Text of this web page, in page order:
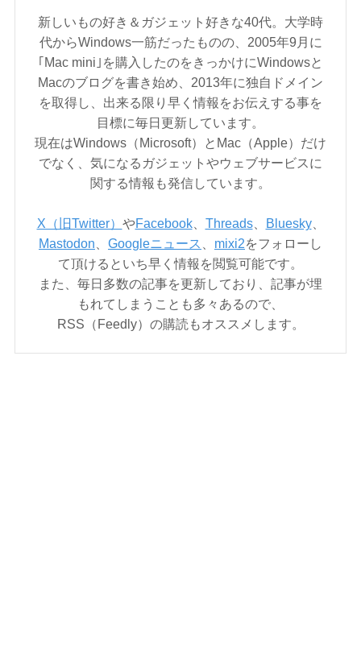
新しいもの好き＆ガジェット好きな40代。大学時
代からWindows一筋だったものの、2005年9月に
｢Mac mini｣を購入したのをきっかけにWindowsと
Macのブログを書き始め、2013年に独自ドメイン
を取得し、出来る限り早く情報をお伝えする事を
目標に毎日更新しています。
現在はWindows（Microsoft）とMac（Apple）だけ
でなく、気になるガジェットやウェブサービスに
関する情報も発信しています。
X（旧Twitter） やFacebook、 Threads、 Bluesky、
Mastodon
Googleニュース mixi2をフォローし
て頂けるといち早く情報を閲覧可能です。
また、毎日多数の記事を更新しており、記事が埋
もれてしまうことも多々あるので、
RSS（Feedly）の購読もオススメします。